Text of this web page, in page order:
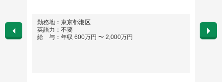
地
勤務地：東京都港区
英語力：不要
給 与：年収 600万円 〜 2,000万円
勤務
英語
給